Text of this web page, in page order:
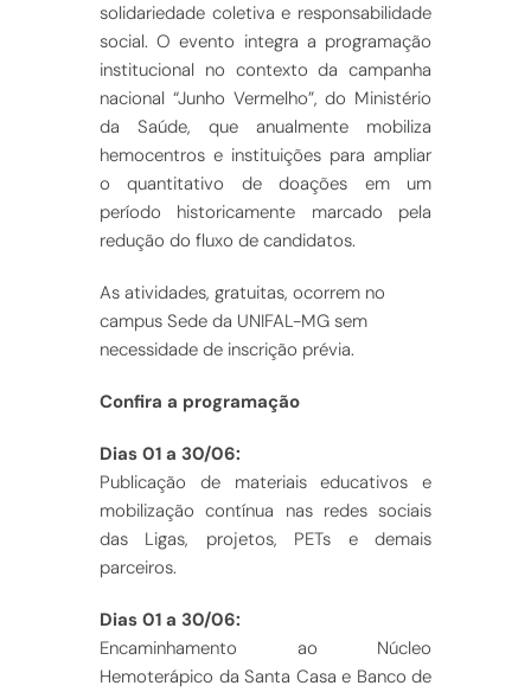
solidariedade coletiva e responsabilidade
social. O evento integra a programação
institucional no contexto da campanha
nacional “Junho Vermelho”, do Ministério
da Saúde, que anualmente mobiliza
hemocentros e instituições para ampliar
o quantitativo de doações em um
período historicamente marcado pela
redução do fluxo de candidatos.
As atividades, gratuitas, ocorrem no
campus Sede da UNIFAL-MG sem
necessidade de inscrição prévia.
Confira a programação
Dias 01 a 30/06:
Publicação de materiais educativos e
mobilização contínua nas redes sociais
das Ligas, projetos, PETs e demais
parceiros.
Dias 01 a 30/06:
Encaminhamento ao Núcleo
Hemoterápico da Santa Casa e Banco de